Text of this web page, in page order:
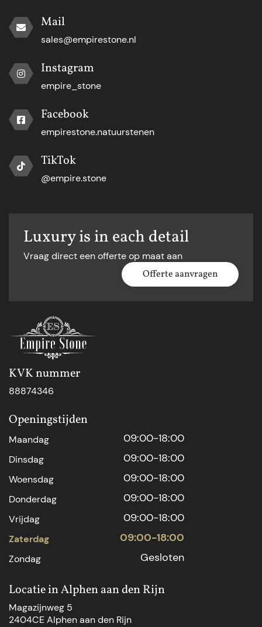
Mail
sales@empirestone.nl
Instagram
empire_stone
Facebook
empirestone.natuurstenen
TikTok
@empire.stone
Luxury is in each detail
Vraag direct een offerte op maat aan
Offerte aanvragen
KVK nummer
88874346
Openingstijden
Maandag 09:00-18:00
Dinsdag 09:00-18:00
Woensdag 09:00-18:00
Donderdag 09:00-18:00
Vrijdag 09:00-18:00
Zaterdag 09:00-18:00
Zondag Gesloten
Locatie in Alphen aan den Rijn
Magazijnweg 5
2404CE Alphen aan den Rijn